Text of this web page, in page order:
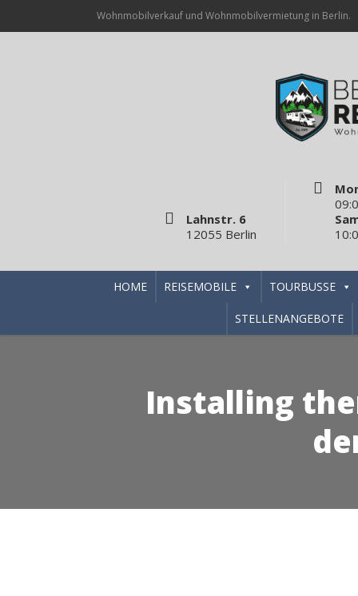
Wohnmobilverkauf und Wohnmobilvermietung in Berlin.
Lahnstr. 6
12055 Berlin
HOME REISEMOBILE TOURBUSSE
STELLENANGEBOTE
Installing